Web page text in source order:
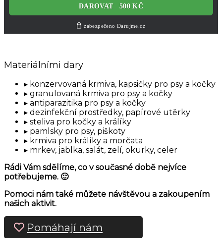
Materiálními dary
konzervovaná krmiva, kapsičky pro psy a kočky
granulovaná krmiva pro psy a kočky
antiparazitika pro psy a kočky
dezinfekční prostředky, papírové utěrky
steliva pro kočky a králíky
pamlsky pro psy, piškoty
krmiva pro králíky a morčata
mrkev, jablka, salát, zelí, okurky, celer
Rádi Vám sdělíme, co v současné době nejvíce
potřebujeme. 🙂
Pomoci nám také můžete návštěvou a zakoupením
našich aktivit.
Pomáhají nám